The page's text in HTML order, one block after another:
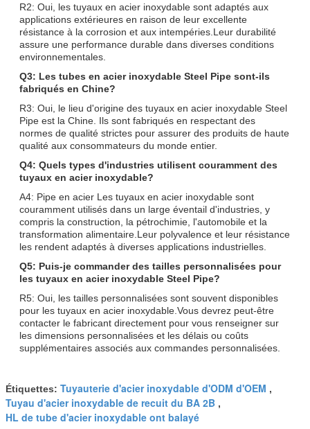
R2: Oui, les tuyaux en acier inoxydable sont adaptés aux
applications extérieures en raison de leur excellente
résistance à la corrosion et aux intempéries.Leur durabilité
assure une performance durable dans diverses conditions
environnementales.
Q3: Les tubes en acier inoxydable Steel Pipe sont-ils
fabriqués en Chine?
R3: Oui, le lieu d'origine des tuyaux en acier inoxydable Steel
Pipe est la Chine. Ils sont fabriqués en respectant des
normes de qualité strictes pour assurer des produits de haute
qualité aux consommateurs du monde entier.
Q4: Quels types d'industries utilisent couramment des
tuyaux en acier inoxydable?
A4: Pipe en acier Les tuyaux en acier inoxydable sont
couramment utilisés dans un large éventail d'industries, y
compris la construction, la pétrochimie, l'automobile et la
transformation alimentaire.Leur polyvalence et leur résistance
les rendent adaptés à diverses applications industrielles.
Q5: Puis-je commander des tailles personnalisées pour
les tuyaux en acier inoxydable Steel Pipe?
R5: Oui, les tailles personnalisées sont souvent disponibles
pour les tuyaux en acier inoxydable.Vous devrez peut-être
contacter le fabricant directement pour vous renseigner sur
les dimensions personnalisées et les délais ou coûts
supplémentaires associés aux commandes personnalisées.
Étiquettes: Tuyauterie d'acier inoxydable d'ODM d'OEM ,
Tuyau d'acier inoxydable de recuit du BA 2B ,
HL de tube d'acier inoxydable ont balayé